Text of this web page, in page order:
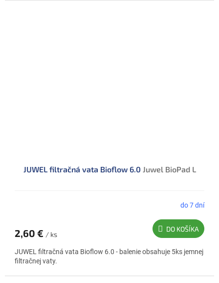
JUWEL filtračná vata Bioflow 6.0 Juwel BioPad L
do 7 dní
2,60 € / ks
DO KOŠÍKA
JUWEL filtračná vata Bioflow 6.0 - balenie obsahuje 5ks jemnej
filtračnej vaty.